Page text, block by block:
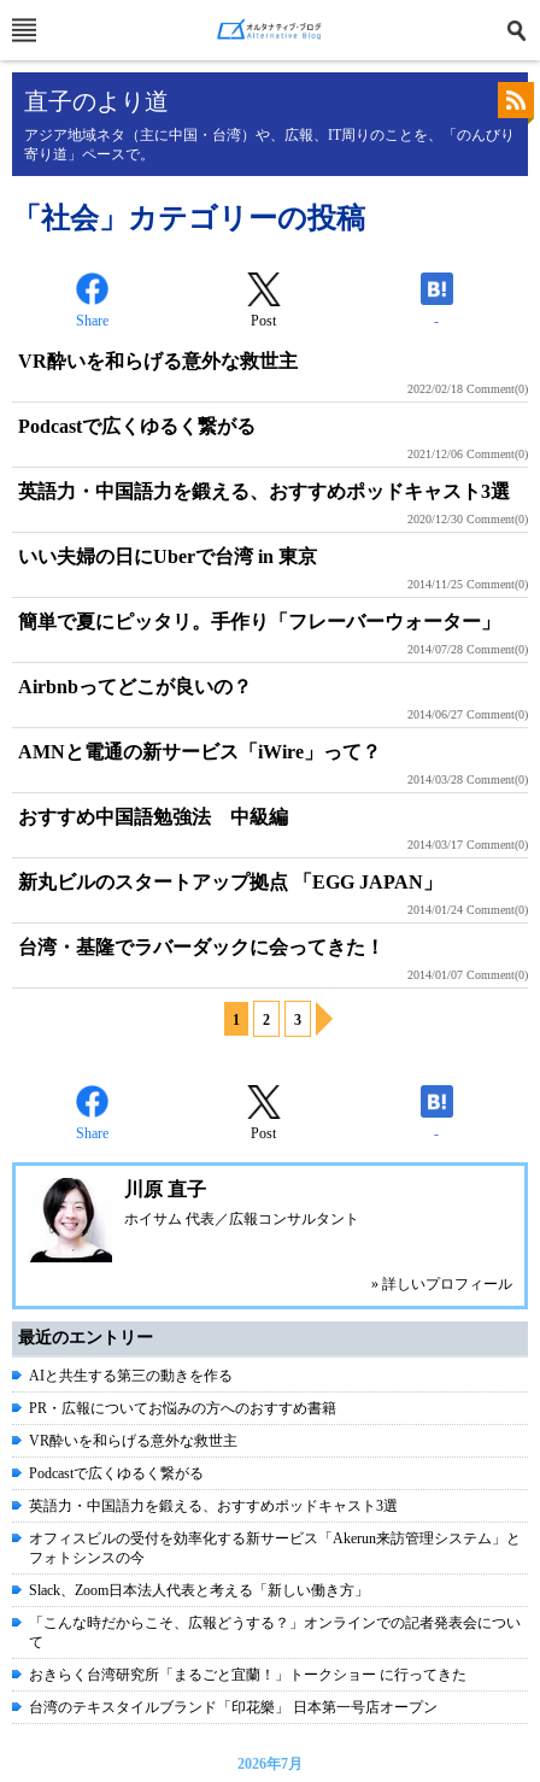
直子のより道
アジア地域ネタ（主に中国・台湾）や、広報、IT周りのことを、「のんびり
寄り道」ペースで。
「社会」カテゴリーの投稿
Share Post -
VR酔いを和らげる意外な救世主
2022/02/18 Comment(0)
Podcastで広くゆるく繋がる
2021/12/06 Comment(0)
英語力・中国語力を鍛える、おすすめポッドキャスト3選
2020/12/30 Comment(0)
いい夫婦の日にUberで台湾 in 東京
2014/11/25 Comment(0)
簡単で夏にピッタリ。手作り「フレーバーウォーター」
2014/07/28 Comment(0)
Airbnbってどこが良いの？
2014/06/27 Comment(0)
AMNと電通の新サービス「iWire」って？
2014/03/28 Comment(0)
おすすめ中国語勉強法 中級編
2014/03/17 Comment(0)
新丸ビルのスタートアップ拠点 「EGG JAPAN」
2014/01/24 Comment(0)
台湾・基隆でラバーダックに会ってきた！
2014/01/07 Comment(0)
1 2 3
Share Post -
川原 直子
ホイサム 代表／広報コンサルタント
» 詳しいプロフィール
最近のエントリー
AIと共生する第三の動きを作る
PR・広報についてお悩みの方へのおすすめ書籍
VR酔いを和らげる意外な救世主
Podcastで広くゆるく繋がる
英語力・中国語力を鍛える、おすすめポッドキャスト3選
オフィスビルの受付を効率化する新サービス「Akerun来訪管理システム」と
フォトシンスの今
Slack、Zoom日本法人代表と考える「新しい働き方」
「こんな時だからこそ、広報どうする？」オンラインでの記者発表会につい
て
おきらく台湾研究所「まるごと宜蘭！」トークショー に行ってきた
台湾のテキスタイルブランド「印花樂」 日本第一号店オープン
2026年7月